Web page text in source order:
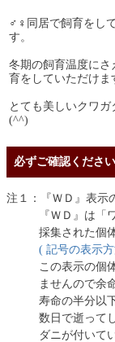
♂♀同居で飼育をし
す。
冬期の飼育温度にさ
育をしていただけま
とても美しいクワ
(^^)
必ずご確認ください
注１：『ＷＤ』表示
『ＷＤ』は
採集された個
( 記号の表示
この表示の個
ませんので余
寿命の半分以
数日で逝って
ダニが付いて